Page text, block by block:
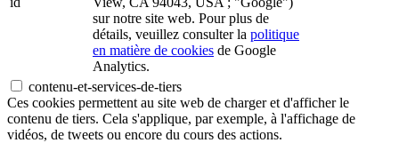
sur notre site web. Pour plus de
détails, veuillez consulter la politique
en matière de cookies de Google
Analytics.
contenu-et-services-de-tiers
Ces cookies permettent au site web de charger et d'afficher le
contenu de tiers. Cela s'applique, par exemple, à l'affichage de
vidéos, de tweets ou encore du cours des actions.